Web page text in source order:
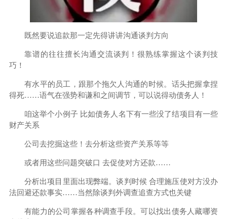
既然要说追款那一定先得讲讲沟通谈判方向
靠谱的往往擅长沟通交流谈判！很熟练掌握这个谈判技
巧！
有水平的员工，跟那个拖欠人沟通的时候。话头把握拿捏
得死……语气在强势和谦和之间调节，可以说得动债务人！
咱这举个小例子 比如债务人名下有一些没了结项目有一些
财产关系
公司去挖掘这些！去分析这些资产关系等等
或者用这些问题突破口 去促使对方还款……
分析出项目里面出现弊端。谈判时候 合理施压使对方没办
法回避还款事实……当然除谈判外调查追查方式也关键
有能力的公司掌握各种调查手段。可以找出债务人藏哪资